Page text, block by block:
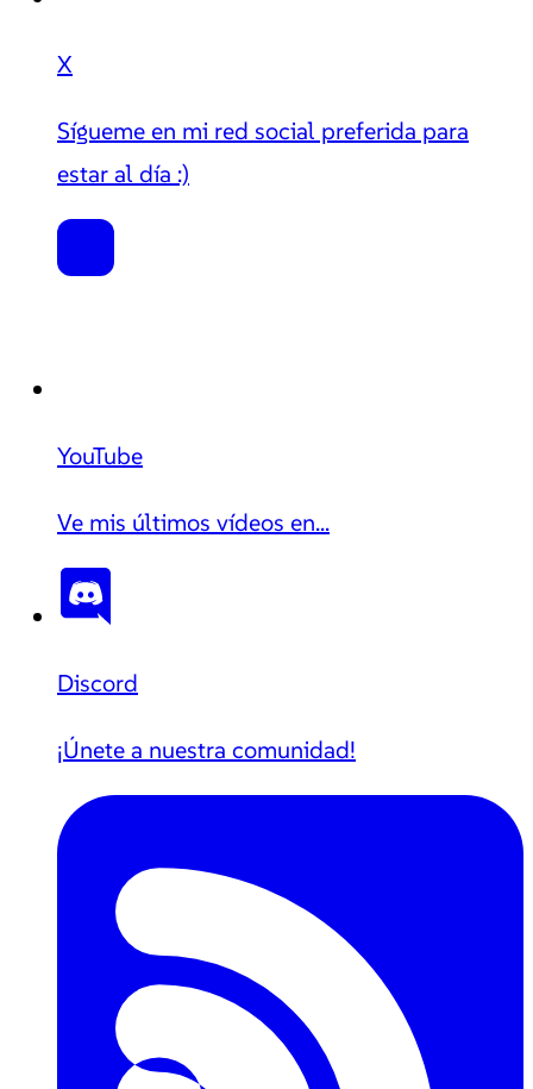
X
Sígueme en mi red social preferida para
estar al día :)
YouTube
Ve mis últimos vídeos en...
Discord
¡Únete a nuestra comunidad!